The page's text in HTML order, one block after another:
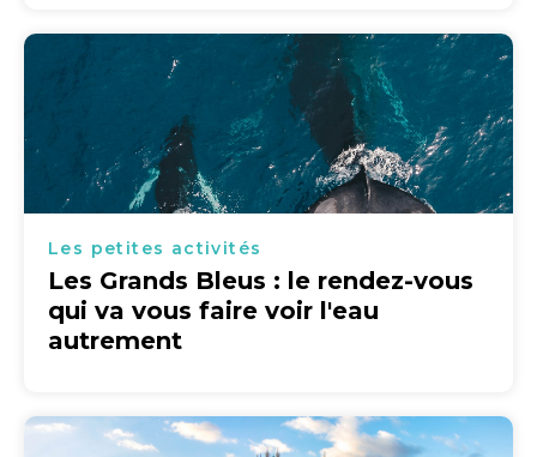
Les petites activités
Les Grands Bleus : le rendez-vous
qui va vous faire voir l'eau
autrement